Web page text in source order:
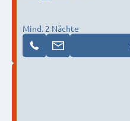
Mind. 2 Nächte